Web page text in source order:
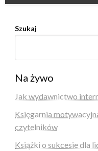
Szukaj
Na żywo
Jak wydawnictwo
Księgarnia
czytelników
Książki o sukcesie dla